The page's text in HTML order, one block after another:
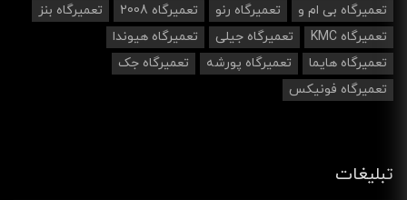
تعمیرگاه بی ام و
تعمیرگاه رنو تعمیرگاه 2008
تعمیرگاه بنز
تعمیرگاه KMC
تعمیرگاه جیلی
تعمیرگاه هیوندا
تعمیرگاه هایما
تعمیرگاه پورشه
تعمیرگاه جک
تعمیرگاه فونیکس
تبلیغات